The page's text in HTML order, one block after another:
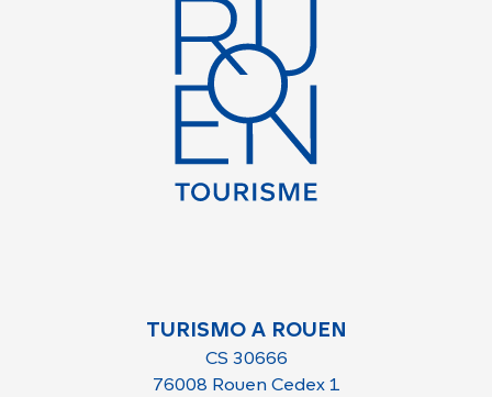
TURISMO A ROUEN
CS 30666
76008 Rouen Cedex 1